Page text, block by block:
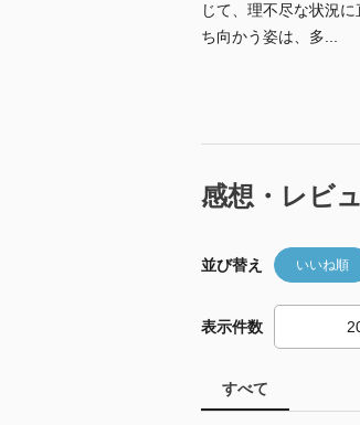
じて、理不尽な状況
ち向かう姿は、多...
感想・レビ
並び替え いいね順
表示件数
すべて